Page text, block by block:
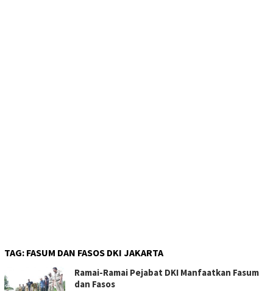
TAG: FASUM DAN FASOS DKI JAKARTA
Ramai-Ramai Pejabat DKI Manfaatkan Fasum
dan Fasos